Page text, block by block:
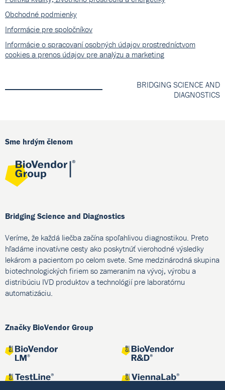
Obchodné podmienky
Informácie pre spoločníkov
Informácie o spracovaní osobných údajov prostredníctvom
cookies a prenos údajov pre analýzu a marketing
BRIDGING SCIENCE AND
DIAGNOSTICS
Sme hrdým členom
Bridging Science and Diagnostics
Veríme, že každá liečba začína spoľahlivou diagnostikou. Preto
hľadáme inovatívne cesty ako poskytnúť vierohodné výsledky
lekárom a pacientom po celom svete. Sme medzinárodná skupina
biotechnologických firiem so zameraním na vývoj, výrobu a
distribúciu IVD produktov a technológií pre laboratórnu
automatizáciu.
Značky BioVendor Group